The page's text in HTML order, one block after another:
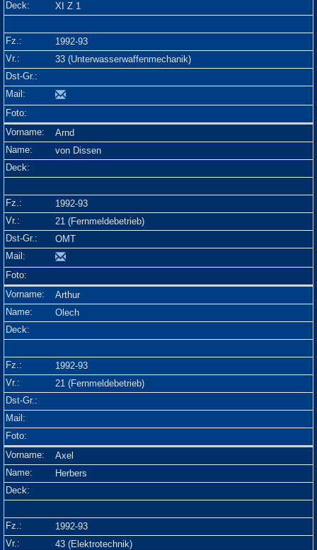
XI Z 1
1992-93
33 (Unterwasserwaffenmechanik)
Arnd
von Dissen
1992-93
21 (Fernmeldebetrieb)
OMT
Arthur
Olech
1992-93
21 (Fernmeldebetrieb)
Axel
Herbers
1992-93
43 (Elektrotechnik)